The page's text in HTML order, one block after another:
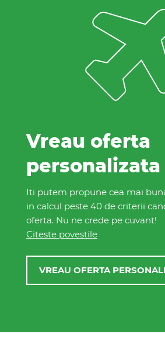
Vreau oferta
personalizata
Iti putem propune cea mai
in calcul peste 40 de criterii
oferta. Nu ne crede pe cuvant!
Citeste povestile
VREAU OFERTA